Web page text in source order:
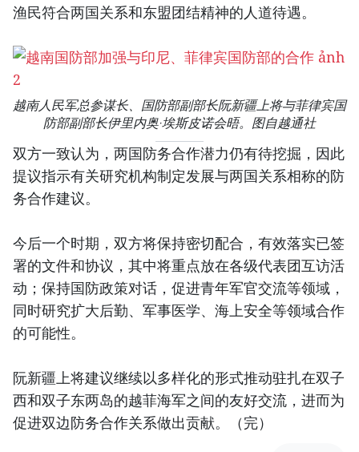
渔民符合两国关系和东盟团结精神的人道待遇。
越南人民军总参谋长、国防部副部长阮新疆上将与菲律宾国
防部副部长伊里内奥·埃斯皮诺会晤。图自越通社
双方一致认为，两国防务合作潜力仍有待挖掘，因此
提议指示有关研究机构制定发展与两国关系相称的防
务合作建议。
今后一个时期，双方将保持密切配合，有效落实已签
署的文件和协议，其中将重点放在各级代表团互访活
动；保持国防政策对话，促进青年军官交流等领域，
同时研究扩大后勤、军事医学、海上安全等领域合作
的可能性。
阮新疆上将建议继续以多样化的形式推动驻扎在双子
西和双子东两岛的越菲海军之间的友好交流，进而为
促进双边防务合作关系做出贡献。（完）